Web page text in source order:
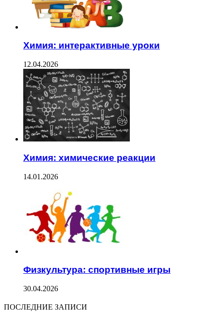
Химия: интерактивные уроки
12.04.2026
Химия: химические реакции
14.01.2026
Физкультура: спортивные игры
30.04.2026
ПОСЛЕДНИЕ ЗАПИСИ